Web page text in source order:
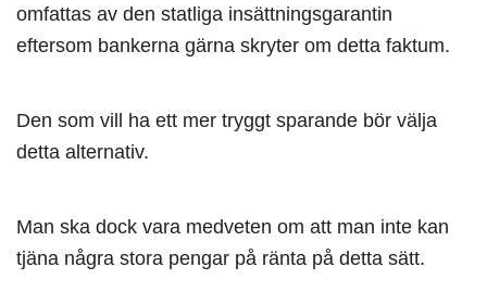
omfattas av den statliga insättningsgarantin
eftersom bankerna gärna skryter om detta faktum.
Den som vill ha ett mer tryggt sparande bör välja
detta alternativ.
Man ska dock vara medveten om att man inte kan
tjäna några stora pengar på ränta på detta sätt.